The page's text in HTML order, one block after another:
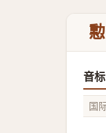
憅
音
国